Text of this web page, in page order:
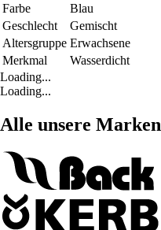
Farbe
Blau
Geschlecht
Gemischt
Altersgruppe Erwachsene
Merkmal
Wasserdicht
Loading...
Loading...
Alle unsere Marken